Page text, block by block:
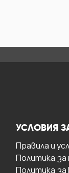
УСЛОВИЯ
Правила и
Политика
Политика за